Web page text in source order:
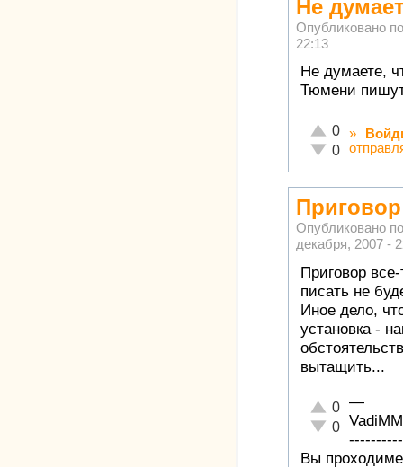
Не
Опубликовано
22:13
Не думаете,
Тюмени
Отлично!
0
Неадекватно!
0
»
Приговор
Опубликовано
декабря, 2007 -
Приговор
писать не
Иное дело,
установка -
вытащить...
Отлично!
0
Неадекватно!
0
—
VadiMM
Вы